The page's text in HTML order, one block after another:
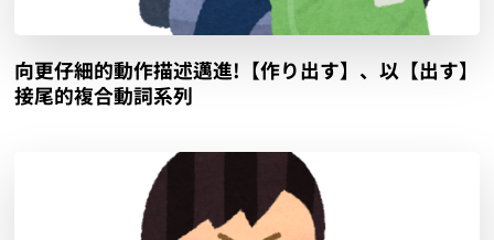
向更仔細的動作描述邁進!【作り出す】、以【出す】
接尾的複合動詞系列